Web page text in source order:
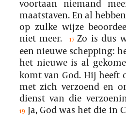
voortaan niemand
maatstaven. En al
op zulke wijze
niet meer.
17 Zo is dus
een nieuwe schepping:
het nieuwe is al
komt van God. Hij heeft
met zich verzoend en
dienst van die
19 Ja, God was het die in